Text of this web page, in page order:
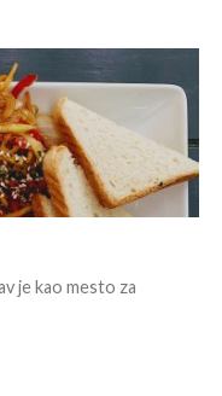
je kao mesto za